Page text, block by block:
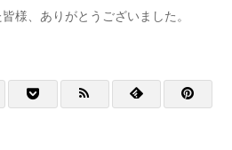
様、ありがとうございました。